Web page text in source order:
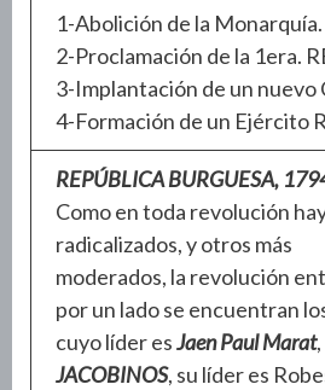
1-Abolición de la Monarquía.
2-Proclamación de la 1era.
3-Implantación de un nuevo
4-Formación de un Ejército
REPÚBLICA BURGUESA,
Como en toda revolución
radicalizados, y otros más
moderados, la revolución
por un lado se encuentran
cuyo líder esJaen Paul Marat
JACOBINOS, su líder es